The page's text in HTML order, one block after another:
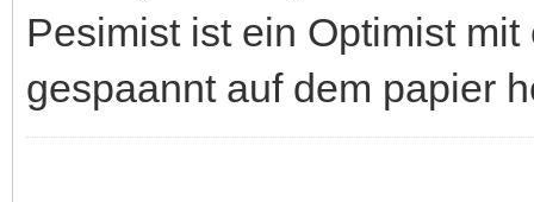
Pesimist ist ein Optimist
gespaannt auf dem papier